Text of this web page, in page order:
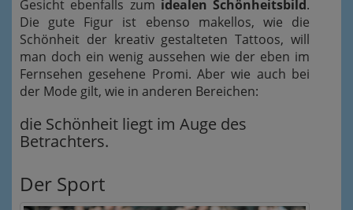
Gesicht ebenfalls zum idealen Schönheitsbild.
Die gute Figur ist ebenso makellos, wie die
Schönheit der kreativ gestalteten Tattoos, will
man doch ein wenig aussehen wie der eben im
Fernsehen gesehene Promi. Aber wie auch bei
der Mode gilt, wie in anderen Bereichen:
die Schönheit liegt im Auge des
Betrachters.
Der Sport